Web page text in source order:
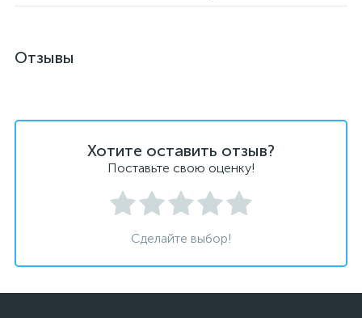
Отзывы
Хотите оставить отзыв?
Поставьте свою оценку!
Сделайте выбор!